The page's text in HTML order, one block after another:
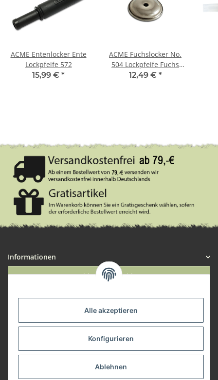
Alle akzeptieren
Konfigurieren
Ablehnen
ACME Entenlocker Ente
Lockpfeife 572
15,99 € *
ACME Fuchslocker No.
504 Lockpfeife Fuchs
Hasenklage Fuchs Locker
12,49 € *
Informationen
Widerruf anmelden
Herstellerinformationen